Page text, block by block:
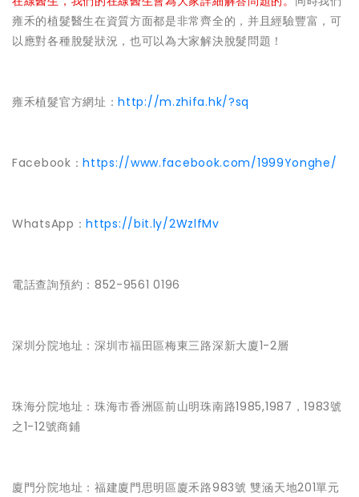
雍禾的植髮醫生在資質方面都是非常齊全的，并且經驗豐富，可
以應對各種脫髮狀況，也可以為大家解決脫髮問題！
雍禾植髮官方網址：http://m.zhifa.hk/?sq
Facebook：https://www.facebook.com/1999Yonghe/
WhatsApp：https://bit.ly/2WzlfMv
電話查詢預約：852-9561 0196
深圳分院地址：深圳市福田區梅東三路深新大廈1-2層
珠海分院地址：珠海市香洲區前山明珠南路1985,1987，1983號
之1-12號商鋪
廈門分院地址：福建廈門思明區廈禾路983號 雙涵天地201單元